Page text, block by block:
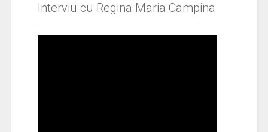
Interviu cu Regina Maria Campina